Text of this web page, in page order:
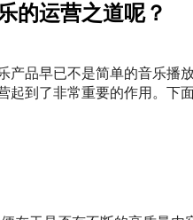
的运营之道呢？
品早已不是简单的音乐播放
到了非常重要的作用。下